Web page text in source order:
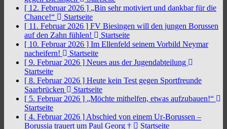
[ 12. Februar 2026 ] „Bin sehr motiviert und dankbar für die
Chance!“
Startseite
[ 11. Februar 2026 ] FV Biesingen will den jungen Borussen
auf den Zahn fühlen!
Startseite
[ 10. Februar 2026 ] Im Ellenfeld seinem Vorbild Neymar
nacheifern!
Startseite
[ 9. Februar 2026 ] Neues aus der Jugendabteilung
Startseite
[ 8. Februar 2026 ] Heute kein Test gegen Sportfreunde
Saarbrücken
Startseite
[ 5. Februar 2026 ] „Möchte mithelfen, etwas aufzubauen!“
Startseite
[ 4. Februar 2026 ] Abschied von einem Ur-Borussen –
Borussia trauert um Paul Georg †
Startseite